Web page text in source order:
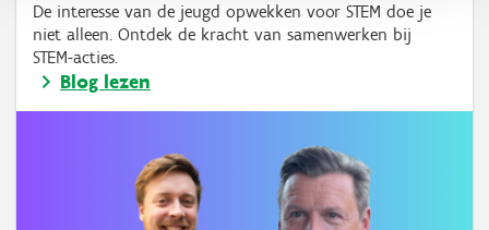
De interesse van de jeugd opwekken voor STEM doe je
niet alleen. Ontdek de kracht van samenwerken bij
STEM-acties.
Blog lezen